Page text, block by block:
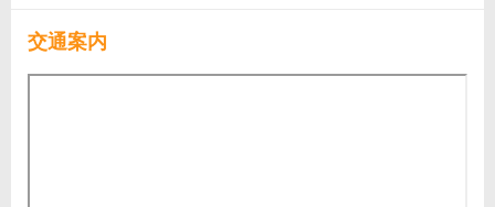
交通案内